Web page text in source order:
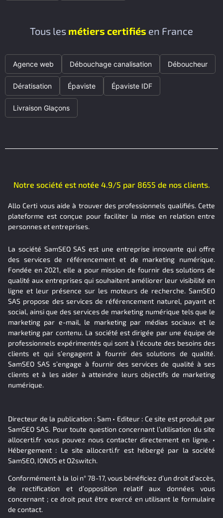
Tous les métiers certifiés en France
Agence web Débouchage canalisation Déboucheur
Dératisation Épaviste Épaviste IDF
Livraison Glaçons
Notre société est notée 4.9/5 par 8655 de nos clients.
Allo Certi vous aide à trouver des professionnels qualifiés. Cette
plateforme est conçue pour faciliter la mise en relation entre
personnes et entreprises.
La société SamSEO SAS est une entreprise innovante qui offre
des services de référencement et de marketing numérique.
Fondée en 2021, elle a pour mission de fournir des solutions de
qualité aux entreprises qui souhaitent améliorer leur visibilité en
ligne et leur présence sur les moteurs de recherche. SamSEO
SAS propose des services de référencement naturel, payant et
social, ainsi que des services de marketing numérique tels que le
marketing par e-mail, le marketing par médias sociaux et le
marketing par contenu. La société est dirigée par une équipe de
professionnels expérimentés qui sont à l’écoute des besoins des
clients et qui s’engagent à fournir des solutions de qualité.
SamSEO SAS s’engage à fournir des services de qualité à ses
clients et à les aider à atteindre leurs objectifs de marketing
numérique.
Directeur de la publication : Sam • Editeur : Ce site est produit par
SamSEO SAS. Pour toute question concernant l’utilisation du site
allocerti.fr vous pouvez nous contacter directement en ligne. •
Hébergement : Le site allocerti.fr est hébergé par la société
SamSEO, IONOS et O2switch.
Conformément à la loi n° 78-17, vous bénéficiez d’un droit d’accès,
de rectification et d’opposition relatif aux données vous
concernant ; ce droit peut être exercé en utilisant le formulaire
de contact.